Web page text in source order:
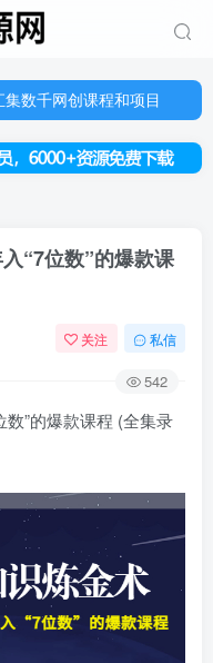
数千网创课程和项目
数千网创课程和项目
“7位数”的爆款课
关注 私信
542
数”的爆款课程 (全集录